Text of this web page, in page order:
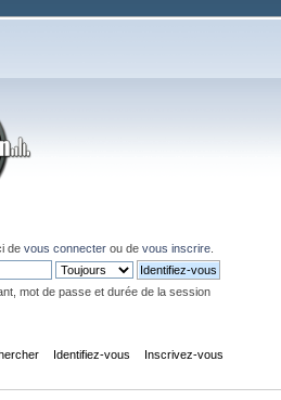
de vous connecter ou de vous inscrire
mot de passe et durée de la session
Identifiez-vous Inscrivez-vous